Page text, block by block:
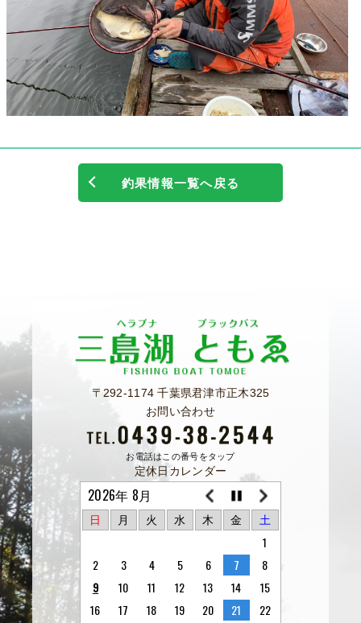
釣果情報一覧へ戻る
〒292-1174 千葉県君津市正木325
お問い合わせ
お電話はこの番号をタップ
定休日カレンダー
2026年 8月
日 月 火 水 木 金 土
1
2
3 4 5 6 7
8
9
10 11 12 13 14
15
16
17 18 19 20 21
22